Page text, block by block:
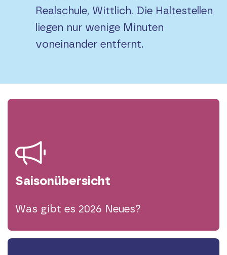
Realschule, Wittlich. Die Haltestellen
liegen nur wenige Minuten
voneinander entfernt.
Saison­übersicht
Was gibt es 2026 Neues?